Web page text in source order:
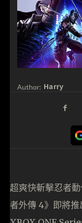
Author: Harry
超爽快斬擊忍者
者外傳 4》即將